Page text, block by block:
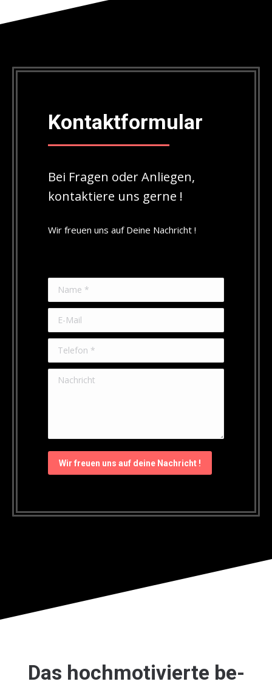
Kontaktformular
Bei Fragen oder Anliegen,
kontaktiere uns gerne !
Wir freuen uns auf Deine Nachricht !
Name *
E-Mail
Telefon *
Nachricht
Wir freuen uns auf deine Nachricht !
Das hochmotivierte be-